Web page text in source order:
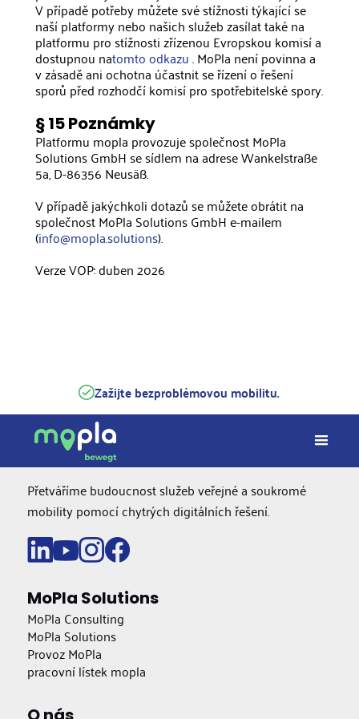
V případě potřeby můžete své stížnosti týkající se
naší platformy nebo našich služeb zasílat také na
platformu pro stížnosti zřízenou Evropskou komisí a
dostupnou natomto odkazu. MoPla není povinna a
v zásadě ani ochotna účastnit se řízení o řešení
sporů před rozhodčí komisí pro spotřebitelské spory.
§ 15 Poznámky
Platformu mopla provozuje společnost MoPla
Solutions GmbH se sídlem na adrese Wankelstraße
5a, D-86356 Neusäß.
V případě jakýchkoli dotazů se můžete obrátit na
společnost MoPla Solutions GmbH e-mailem
(info@mopla.solutions).
Verze VOP: duben 2026
Zažijte bezproblémovou mobilitu.
Přetváříme budoucnost služeb veřejné a soukromé
mobility pomocí chytrých digitálních řešení.
MoPla Solutions
MoPla Consulting
MoPla Solutions
Provoz MoPla
pracovní lístek mopla